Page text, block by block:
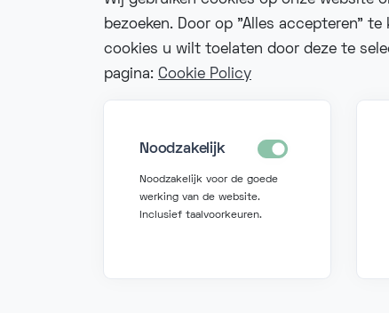
bezoeken. Door op "Alles accepteren"
cookies u wilt toelaten door deze te
pagina: Cookie Policy
Noodzakelijk
Noodzakelijk voor de goede
werking van de website.
Inclusief taalvoorkeuren.